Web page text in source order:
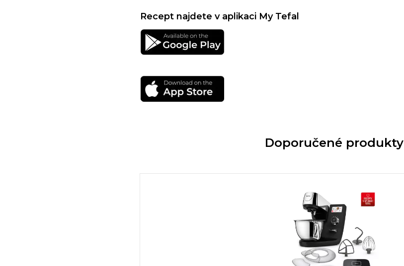
Recept najdete v aplikaci My Tefal
Doporučené produkty